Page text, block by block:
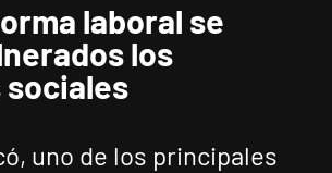
laboral se
los
uno de los principales